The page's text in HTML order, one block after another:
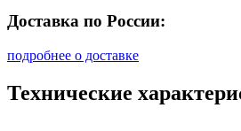
Доставка по России:
подробнее о доставке
Технические